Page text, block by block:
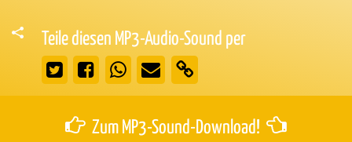
Teile diesen MP3-Audio-Sound per
Zum MP3-Sound-Download!